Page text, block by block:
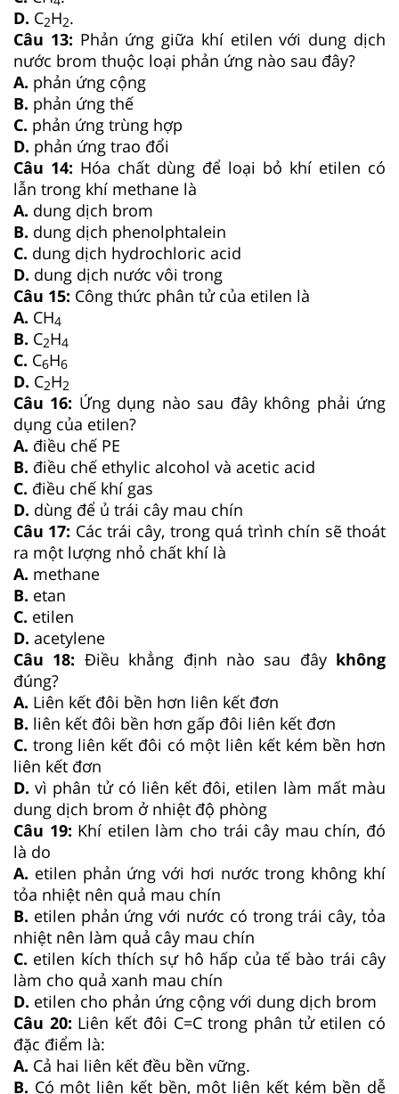
D. C2H2.
Câu 13: Phản ứng giữa khí etilen với dung dịch
nước brom thuộc loại phản ứng nào sau đây?
A. phản ứng cộng
B. phản ứng thế
C. phản ứng trùng hợp
D. phản ứng trao đổi
Câu 14: Hóa chất dùng để loại bỏ khí etilen có
lẫn trong khí methane là
A. dung dịch brom
B. dung dịch phenolphtalein
C. dung dịch hydrochloric acid
D. dung dịch nước vôi trong
Câu 15: Công thức phân tử của etilen là
A. CH4
B. C2H4
C. C6H6
D. C2H2
Câu 16: Ứng dụng nào sau đây không phải ứng
dụng của etilen?
A. điều chế PE
B. điều chế ethylic alcohol và acetic acid
C. điều chế khí gas
D. dùng để ủ trái cây mau chín
Câu 17: Các trái cây, trong quá trình chín sẽ thoát
ra một lượng nhỏ chất khí là
A. methane
B. etan
C. etilen
D. acetylene
Câu 18: Điều khẳng định nào sau đây không
đúng?
A. Liên kết đôi bền hơn liên kết đơn
B. liên kết đôi bền hơn gấp đôi liên kết đơn
C. trong liên kết đôi có một liên kết kém bền hơn
liên kết đơn
D. vì phân tử có liên kết đôi, etilen làm mất màu
dung dịch brom ở nhiệt độ phòng
Câu 19: Khí etilen làm cho trái cây mau chín, đó
là do
A. etilen phản ứng với hơi nước trong không khí
tỏa nhiệt nên quả mau chín
B. etilen phản ứng với nước có trong trái cây, tỏa
nhiệt nên làm quả cây mau chín
C. etilen kích thích sự hô hấp của tế bào trái cây
làm cho quả xanh mau chín
D. etilen cho phản ứng cộng với dung dịch brom
Câu 20: Liên kết đôi C=C trong phân tử etilen có
đặc điểm là:
A. Cả hai liên kết đều bền vững.
B. Có một liên kết bền, một liên kết kém bền dễ